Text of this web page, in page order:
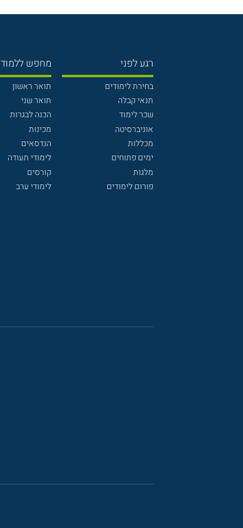
רגע לפני
בחירת לימודים
תנאי קבלה
שכר לימוד
אוניברסיטה
מכללות
ימים פתוחים
מלגות
פורום לימודים
מחפש ללמוד
תואר ראשון
תואר שני
הכנה לבגרות
מכינות
הנדסאים
לימודי תעודה
קורסים
לימודי ערב